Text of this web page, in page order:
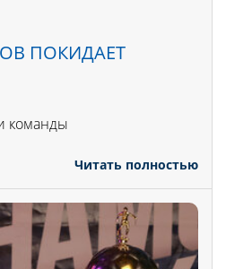
ПОКИДАЕТ
команды
Читать полностью